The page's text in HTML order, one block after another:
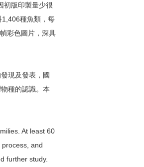
初版印製量少很
種魚類，每
彩色圖片，深具
現及發表，國
種的認識。本
At least 60
and
further study.